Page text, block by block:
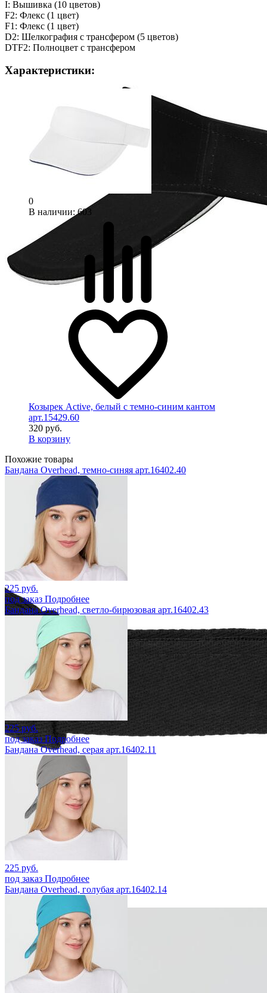
I: Вышивка (10 цветов)
F2: Флекс (1 цвет)
F1: Флекс (1 цвет)
D2: Шелкография с трансфером (5 цветов)
DTF2: Полноцвет с трансфером
Характеристики:
0
В наличии: 603
Козырек Active, белый с темно-синим кантом
арт.15429.60
320 руб.
В корзину
Похожие товары
Бандана Overhead, темно-синяя арт.16402.40
225 руб.
под заказ Подробнее
Бандана Overhead, светло-бирюзовая арт.16402.43
225 руб.
под заказ Подробнее
Бандана Overhead, серая арт.16402.11
225 руб.
под заказ Подробнее
Бандана Overhead, голубая арт.16402.14